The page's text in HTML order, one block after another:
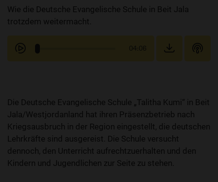
Wie die Deutsche Evangelische Schule in Beit Jala
trotzdem weitermacht.
04:06
Die Deutsche Evangelische Schule „Talitha Kumi“ in Beit
Jala/Westjordanland hat ihren Präsenzbetrieb nach
Kriegsausbruch in der Region eingestellt, die deutschen
Lehrkräfte sind ausgereist. Die Schule versucht
dennoch, den Unterricht aufrechtzuerhalten und den
Kindern und Jugendlichen zur Seite zu stehen.